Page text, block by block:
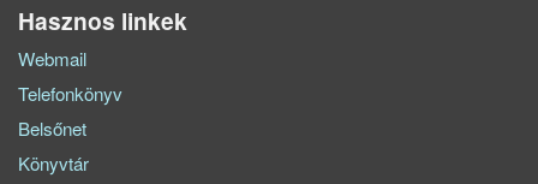
Hasznos linkek
Webmail
Telefonkönyv
Belsőnet
Könyvtár